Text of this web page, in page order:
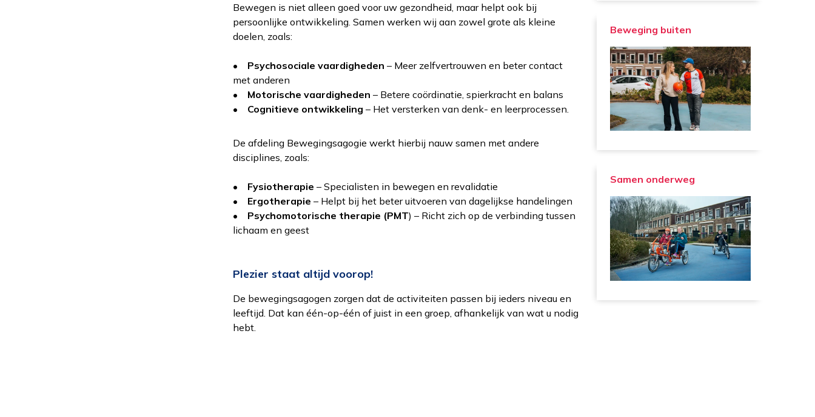
website goed te kunnen bekijken.
Ook de cookies plaatsen die nodig zijn om te zien of wij de juiste
doelgroep bereiken.
Interesses
interesses.
Bewegen is niet alleen goed voor uw gezondheid, maar helpt ook bij
persoonlijke ontwikkeling. Samen werken wij aan zowel grote als kleine
doelen, zoals:
• Psychosociale vaardigheden – Meer zelfvertrouwen en beter contact
met anderen
• Motorische vaardigheden – Betere coördinatie, spierkracht en balans
•
Cognitieve ontwikkeling – Het versterken van denk- en leerprocessen.
De afdeling Bewegingsagogie werkt hierbij nauw samen met andere
disciplines, zoals:
• Fysiotherapie – Specialisten in bewegen en revalidatie
• Ergotherapie – Helpt bij het beter uitvoeren van dagelijkse handelingen
• Psychomotorische therapie (PMT) – Richt zich op de verbinding tussen
lichaam en geest
Plezier staat altijd voorop!
De bewegingsagogen zorgen dat de activiteiten passen bij ieders niveau en
leeftijd. Dat kan één-op-één of juist in een groep, afhankelijk van wat u nodig
hebt.
Beweging buiten
Samen onderweg